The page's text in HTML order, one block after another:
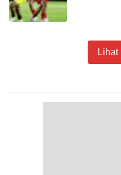
Lihat